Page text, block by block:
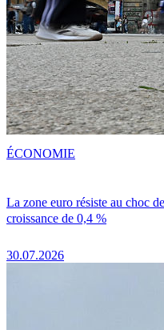
La zone euro résiste au choc
croissance de 0,4 %
30.07.2026
ÉCONOMIE